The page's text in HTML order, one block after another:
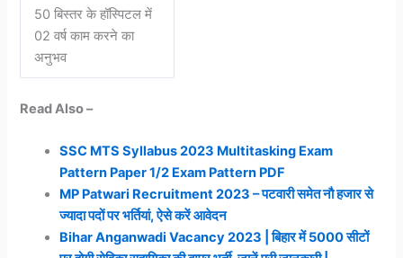
50 बिस्तर के हॉस्पिटल में
02 वर्ष काम करने का
अनुभव
Read Also –
SSC MTS Syllabus 2023 Multitasking Exam
Pattern Paper 1/2 Exam Pattern PDF
MP Patwari Recruitment 2023 – पटवारी समेत नौ हजार से
ज्यादा पदों पर भर्तियां, ऐसे करें आवेदन
Bihar Anganwadi Vacancy 2023 | बिहार में 5000 सीटों